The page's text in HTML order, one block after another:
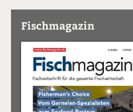
Fischmagazin